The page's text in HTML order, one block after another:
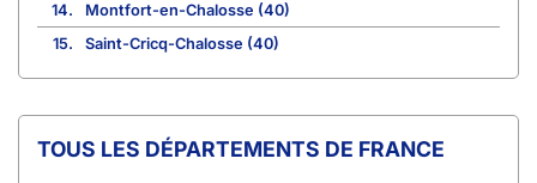
14.
Montfort-en-Chalosse (40)
15.
Saint-Cricq-Chalosse (40)
TOUS LES DÉPARTEMENTS DE FRANCE